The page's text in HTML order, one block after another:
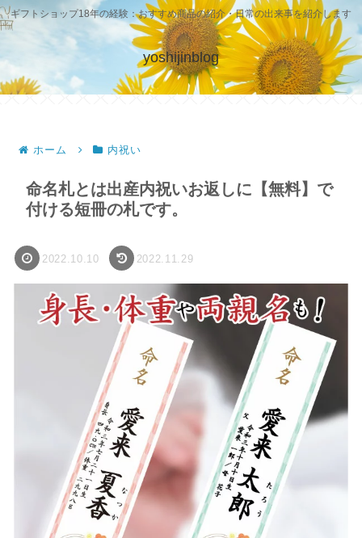
ギフトショップ18年の経験：おすすめ商品の紹介・日常の出来事を紹介します
yoshijinblog
ホーム 内祝い
命名札とは出産内祝いお返しに【無料】で
付ける短冊の札です。
2022.10.10 2022.11.29